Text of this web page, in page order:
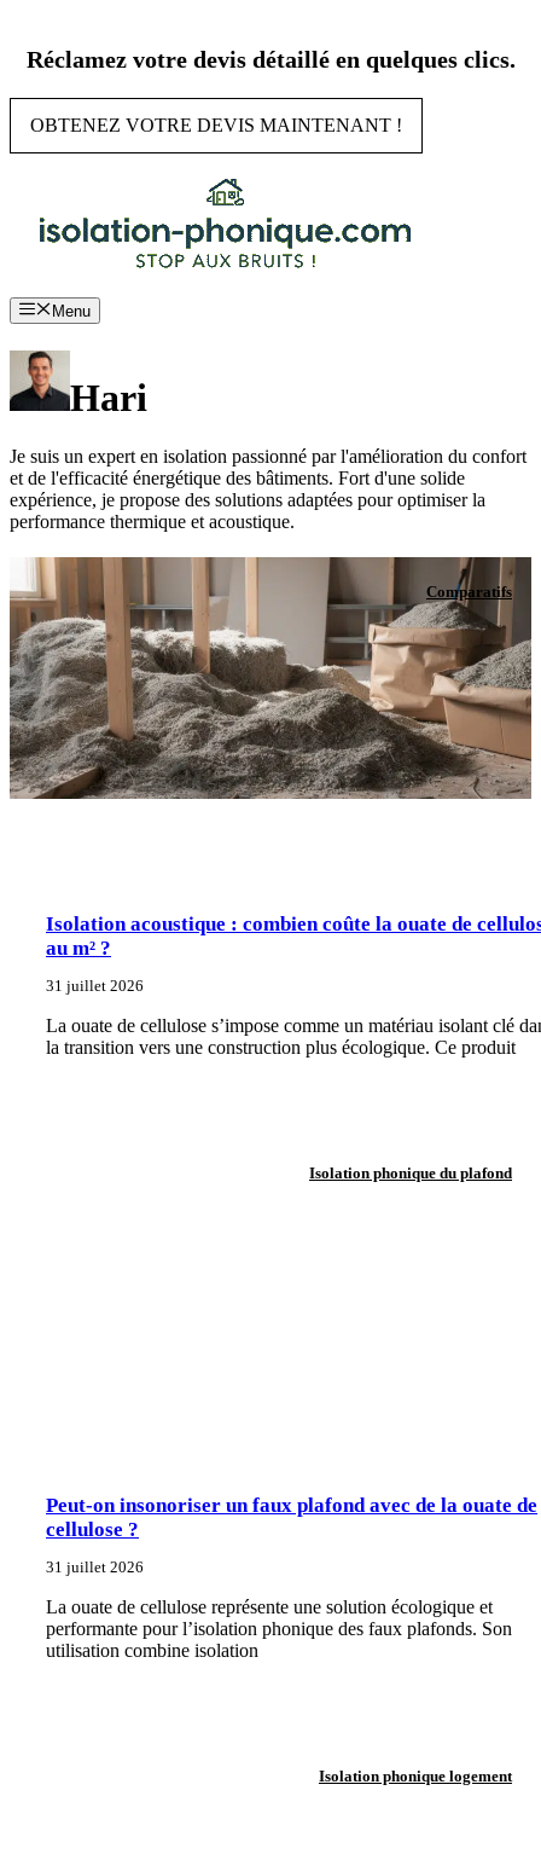
contenu
Réclamez votre devis détaillé en quelques clics.
OBTENEZ VOTRE DEVIS MAINTENANT !
Menu
Hari
Je suis un expert en isolation passionné par l'amélioration du confort
et de l'efficacité énergétique des bâtiments. Fort d'une solide
expérience, je propose des solutions adaptées pour optimiser la
performance thermique et acoustique.
Comparatifs
Isolation acoustique : combien coûte la ouate de
au m² ?
31 juillet 2026
La ouate de cellulose s’impose comme un matériau isolant clé
la transition vers une construction plus écologique. Ce produit
Isolation phonique du plafond
Peut-on insonoriser un faux plafond avec de la ouate de
cellulose ?
31 juillet 2026
La ouate de cellulose représente une solution écologique et
performante pour l’isolation phonique des faux plafonds. Son
utilisation combine isolation
Isolation phonique logement